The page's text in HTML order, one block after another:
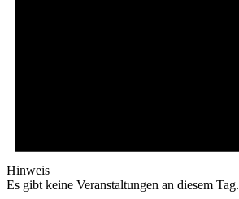
Hinweis
Es gibt keine Veranstaltungen an diesem Tag.